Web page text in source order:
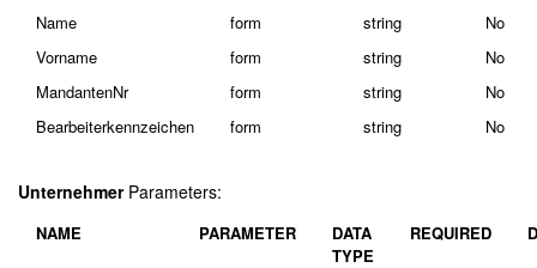
Name
form string
No
Vorname
form string
No
MandantenNr
form string
No
Bearbeiterkennzeichen
form string No
UnternehmerParameters:
NAME PARAMETER
DATA
TYPE
REQUIRED